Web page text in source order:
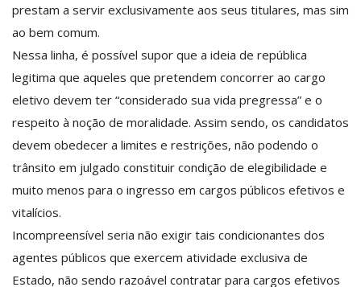
prestam a servir exclusivamente aos seus titulares, mas sim
ao bem comum.
Nessa linha, é possível supor que a ideia de república
legitima que aqueles que pretendem concorrer ao cargo
eletivo devem ter “considerado sua vida pregressa” e o
respeito à noção de moralidade. Assim sendo, os candidatos
devem obedecer a limites e restrições, não podendo o
trânsito em julgado constituir condição de elegibilidade e
muito menos para o ingresso em cargos públicos efetivos e
vitalícios.
Incompreensível seria não exigir tais condicionantes dos
agentes públicos que exercem atividade exclusiva de
Estado, não sendo razoável contratar para cargos efetivos